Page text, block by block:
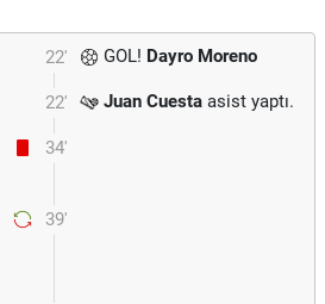
22' GOL! Dayro Moreno
22' Juan Cuesta asist yaptı.
34'
39'